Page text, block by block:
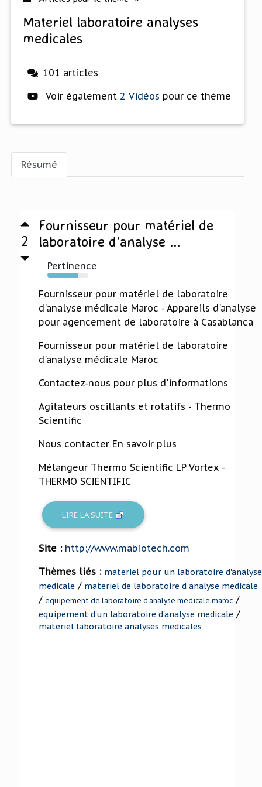
materiel laboratoire analyses
medicales
101 articles
Voir également 2 Vidéos pour ce thème
Résumé
2
Fournisseur pour matériel de
laboratoire d'analyse ...
Pertinence
74%
Fournisseur pour matériel de laboratoire
d'analyse médicale Maroc - Appareils d'analyse
pour agencement de laboratoire à Casablanca
Fournisseur pour matériel de laboratoire
d'analyse médicale Maroc
Contactez-nous pour plus d'informations
Agitateurs oscillants et rotatifs - Thermo
Scientific
Nous contacter En savoir plus
Mélangeur Thermo Scientific LP Vortex -
THERMO SCIENTIFIC
LIRE LA SUITE
Site : http://www.mabiotech.com
Thèmes liés : materiel pour un laboratoire d'analyse
medicale / materiel de laboratoire d analyse medicale
/ equipement de laboratoire d'analyse medicale maroc /
equipement d'un laboratoire d'analyse medicale /
materiel laboratoire analyses medicales